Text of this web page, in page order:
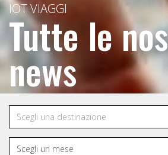
IOT VIAGGI
Tutte le
news